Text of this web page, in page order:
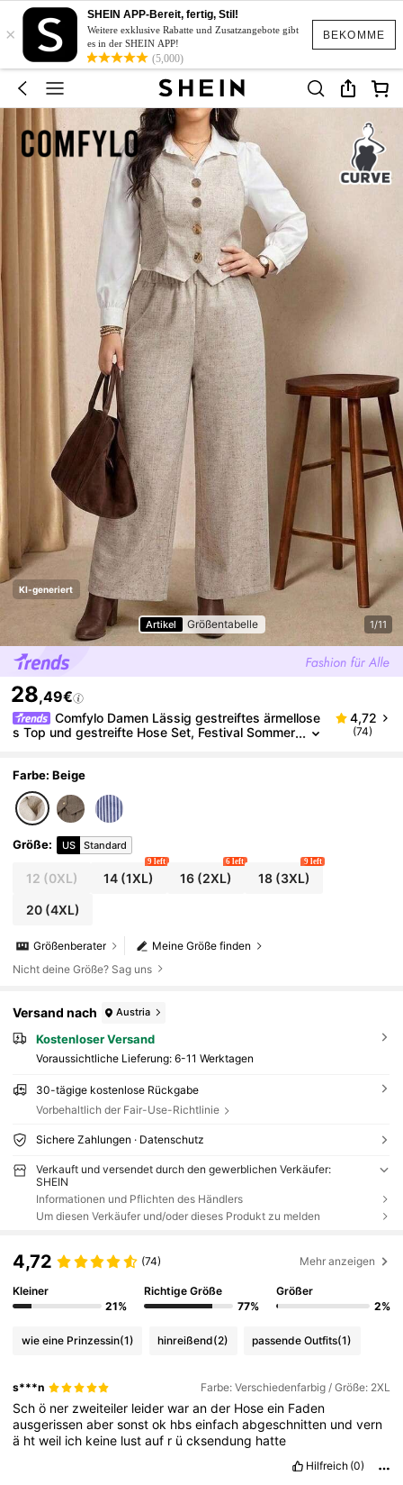
BEKOMME
×
SHEIN APP-Bereit, fertig, Stil!
Weitere exklusive Rabatte und Zusatzangebote gibt
es in der SHEIN APP!
(5,000)
KI-generiert
Artikel Größentabelle 1/11
28,49€
Comfylo Damen Lässig gestreiftes ärmellose
s Top und gestreifte Hose Set, Festival Sommer
s, Baumwolle
4,72
(74)
Farbe: Beige
Größe: US Standard
12 (0XL) 14 (1XL)
9 left
16(2XL)
6 left
18(3XL)
9 left
20(4XL)
Meine Größe finden
Größenberater
Nicht deine Größe? Sag uns
Versand nach Austria
Kostenloser Versand
Voraussichtliche Lieferung: 6-11 Werktagen
30-tägige kostenlose Rückgabe
Vorbehaltlich der Fair-Use-Richtlinie
Sichere Zahlungen · Datenschutz
Verkauft und versendet durch den gewerblichen Verkäufer:
SHEIN
Informationen und Pflichten des Händlers
Um diesen Verkäufer und/oder dieses Produkt zu melden
4,72 (74) Mehr anzeigen
Kleiner
21%
Richtige Größe
77%
Größer
2%
wie eine Prinzessin(1) hinreißend(2) passende Outfits(1)
s***n Farbe: Verschiedenfarbig / Größe: 2XL
Schö ner zweiteiler leiderwarander Hoseein Faden
ausgerissenabersonstok hbseinfachabgeschnitten undvern
ä htweil ich keine lustauf r ücksendung hatte
Hilfreich (0)